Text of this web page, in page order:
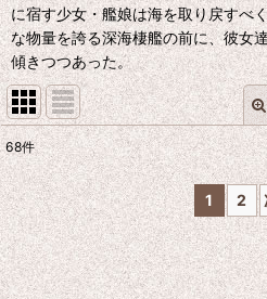
に宿す少女・艦娘は海を取り戻すべ
な物量を誇る深海棲艦の前に、彼女
傾きつつあった。
表示数:
並び順 :
絞り込
68件
1 2